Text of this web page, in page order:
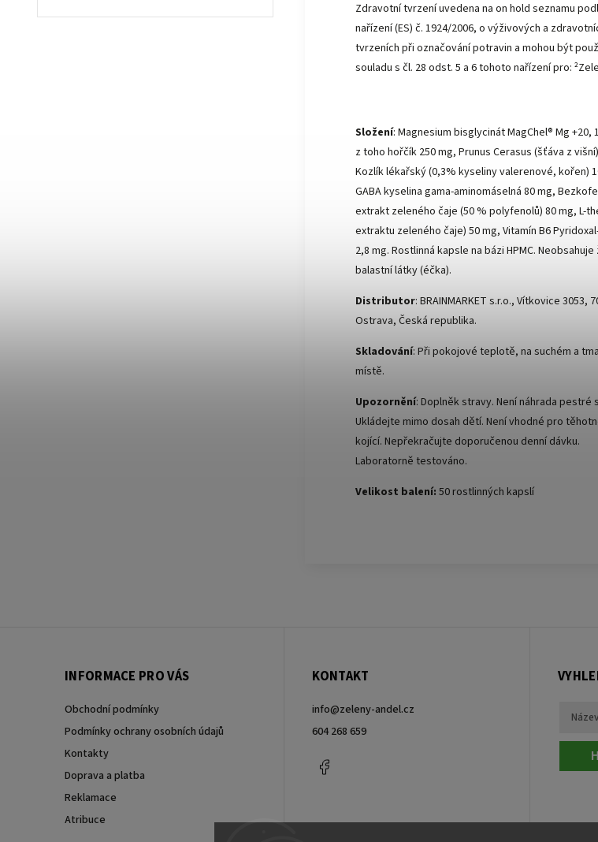
Zdravotní tvrzení uvedena na on hold seznamu
nařízení (ES) č. 1924/2006, o výživových a
tvrzeních při označování potravin a mohou být
souladu s čl. 28 odst. 5 a 6 tohoto nařízení pro:
Složení: Magnesium bisglycinát MagChel® Mg +20,
z toho hořčík 250 mg, Prunus Cerasus (šťáva z
Kozlík lékařský (0,3% kyseliny valerenové, kořen)
GABA kyselina gama-aminomáselná 80 mg,
extrakt zeleného čaje (50 % polyfenolů) 80 mg, L-
extraktu zeleného čaje) 50 mg, Vitamín B6
2,8 mg. Rostlinná kapsle na bázi HPMC. Neobsahuje
balastní látky (éčka).
Distributor: BRAINMARKET s.r.o., Vítkovice 3053,
Ostrava, Česká republika.
Skladování: Při pokojové teplotě, na suchém a
místě.
Upozornění: Doplněk stravy. Není náhrada pestré
Ukládejte mimo dosah dětí. Není vhodné pro
kojící. Nepřekračujte doporučenou denní dávku.
Laboratorně testováno.
Velikost balení: 50 rostlinných kapslí
INFORMACE PRO VÁS
Obchodní podmínky
Podmínky ochrany osobních údajů
Kontakty
Doprava a platba
Reklamace
Atribuce
KONTAKT
info@zeleny-andel.cz
604 268 659